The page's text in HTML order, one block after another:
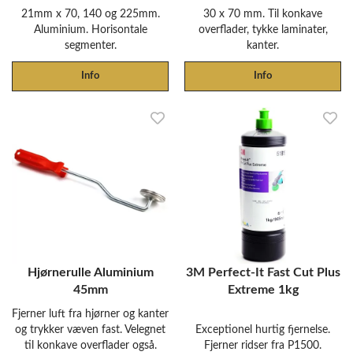
21mm x 70, 140 og 225mm.
Aluminium. Horisontale
segmenter.
Info
30 x 70 mm. Til konkave
overflader, tykke laminater,
kanter.
Info
Hjørnerulle Aluminium
45mm
Fjerner luft fra hjørner og kanter
og trykker væven fast. Velegnet
til konkave overflader også.
3M Perfect-It Fast Cut Plus
Extreme 1kg
Exceptionel hurtig fjernelse.
Fjerner ridser fra P1500.